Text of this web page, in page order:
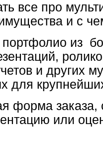
все про
и с
из
и других
для
форма
или